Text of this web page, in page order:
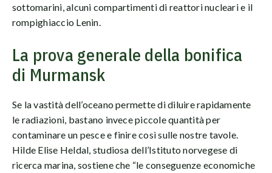
sottomarini, alcuni compartimenti di reattori nucleari e il
rompighiaccio Lenin.
La prova generale della bonifica
di Murmansk
Se la vastità dell’oceano permette di diluire rapidamente
le radiazioni, bastano invece piccole quantità per
contaminare un pesce e finire così sulle nostre tavole.
Hilde Elise Heldal, studiosa dell’Istituto norvegese di
ricerca marina, sostiene che “le conseguenze economiche